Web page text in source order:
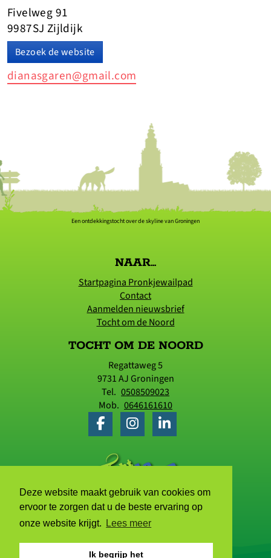
Deze website maakt gebruik van cookies om
ervoor te zorgen dat u de beste ervaring op
onze website krijgt.
Lees meer
Ik begrijp het
Fivelweg 91
9987SJ Zijldijk
Bezoek de website
dianasgaren@gmail.com
Een ontdekkingstocht over de skyline van Groningen
NAAR...
Startpagina Pronkjewailpad
Contact
Aanmelden nieuwsbrief
Tocht om de Noord
TOCHT OM DE NOORD
Regattaweg 5
9731 AJGroningen
Tel. 0508509023
Mob. 0646161610